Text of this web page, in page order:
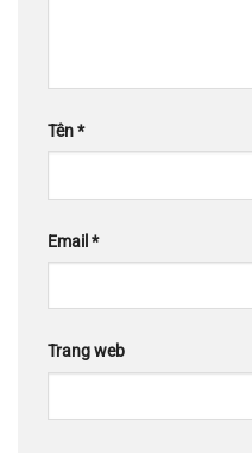
Tên*
Email *
Trang web